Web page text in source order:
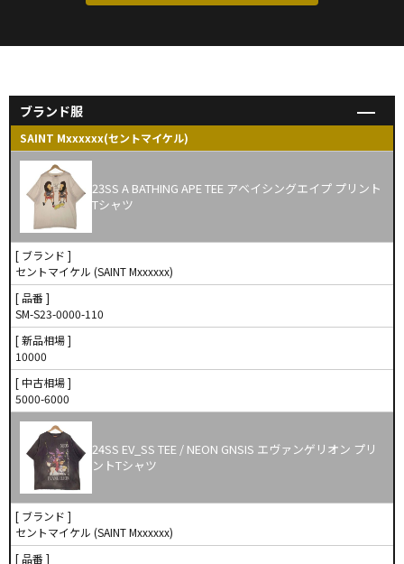
ブランド服
SAINT Mxxxxxx(セントマイケル)
23SS A BATHING APE TEE アベイシングエイプ プリント
Tシャツ
[ ブランド ]
セントマイケル (SAINT Mxxxxxx)
[ 品番 ]
SM-S23-0000-110
[ 新品相場 ]
10000
[ 中古相場 ]
5000-6000
24SS EV_SS TEE / NEON GNSIS エヴァンゲリオン プリ
ントTシャツ
[ ブランド ]
セントマイケル (SAINT Mxxxxxx)
[ 品番 ]